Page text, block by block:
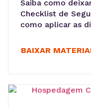
Saiba como
Checklist de
como aplicar as
BAIXAR